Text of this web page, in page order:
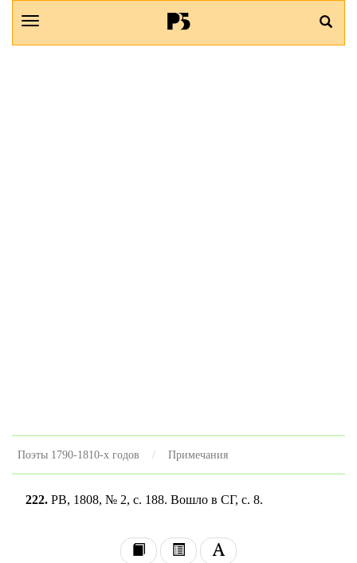
Поэты 1790-1810-х годов Примечания
222. PB, 1808, № 2, с. 188. Вошло в СГ, с. 8.